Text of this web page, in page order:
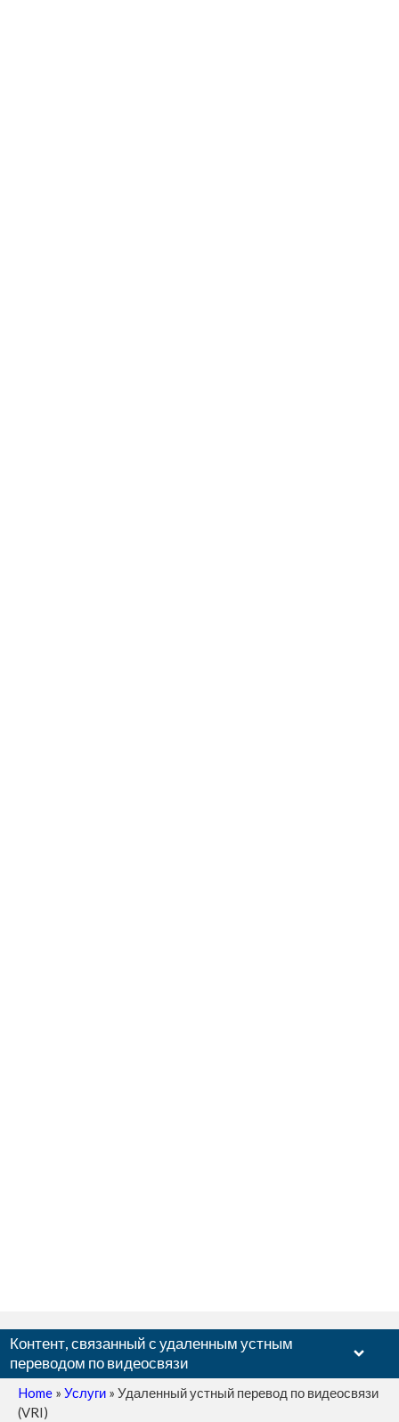
Контент, связанный с удаленным устным
переводом по видеосвязи
Home » Услуги » Удаленный устный перевод по видеосвязи
(VRI)